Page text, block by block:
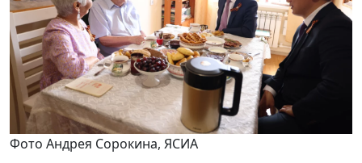
Фото Андрея Сорокина, ЯСИА